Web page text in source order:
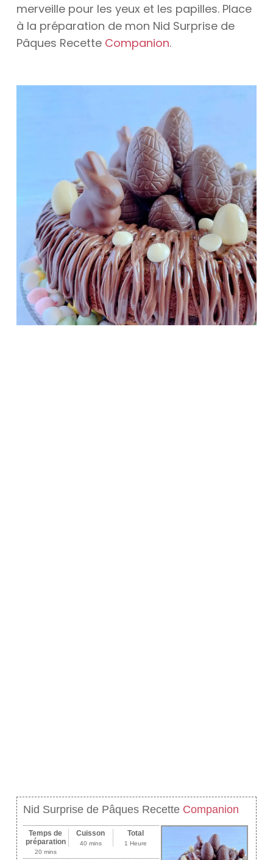
merveille pour les yeux et les papilles. Place
à la préparation de mon Nid Surprise de
Pâques Recette Companion.
Nid Surprise de Pâques Recette Companion
Temps de
préparation
20 mins
Cuisson
40 mins
Total
1 Heure